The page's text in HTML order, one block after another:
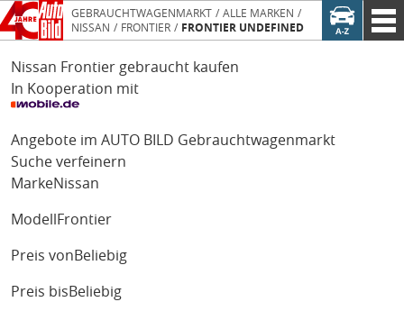
GEBRAUCHTWAGENMARKT
ALLE MARKEN
NISSAN
FRONTIER FRONTIER UNDEFINED
Nissan Frontier gebraucht kaufen
In Kooperation mit
Angebote im AUTO BILD Gebrauchtwagenmarkt
Suche verfeinern
MarkeNissan
Modell Frontier
Preis von Beliebig
Preis bis Beliebig